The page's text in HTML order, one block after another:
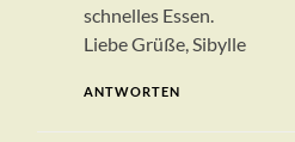
schnelles Essen.
Liebe Grüße, Sibylle
ANTWORTEN